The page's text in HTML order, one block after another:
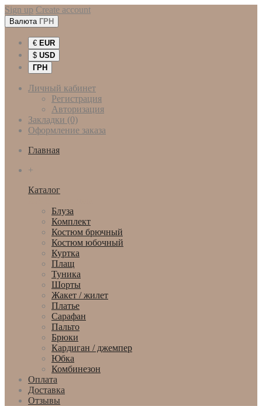
Sign up Create account
Валюта ГРН
€ EUR
$ USD
ГРН
Личный кабинет
Регистрация
Авторизация
Закладки (0)
Оформление заказа
Главная
+
Каталог
Блуза
Комплект
Костюм брючный
Костюм юбочный
Куртка
Плащ
Туника
Шорты
Жакет / жилет
Платье
Сарафан
Пальто
Брюки
Кардиган / джемпер
Юбка
Комбинезон
Оплата
Доставка
Отзывы